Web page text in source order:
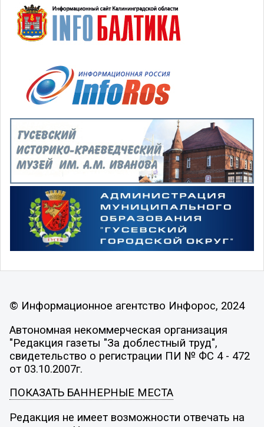
© Информационное агентство Инфорос, 2024
Автономная некоммерческая организация
"Редакция газеты "За доблестный труд",
свидетельство о регистрации ПИ № ФС 4 - 472
от 03.10.2007г.
ПОКАЗАТЬ БАННЕРНЫЕ МЕСТА
Редакция не имеет возможности отвечать на